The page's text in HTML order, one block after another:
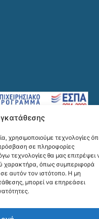
χρησιμοποιούμε τεχνολογίες
σε πληροφορίες
τεχνολογίες θα μας επιτρέψει
χαρακτήρα, όπως συμπεριφορά
αυτόν τον ιστότοπο. Η μη
μπορεί να επηρεάσει
, Copyright-Πνευματικά Δικαιώματα